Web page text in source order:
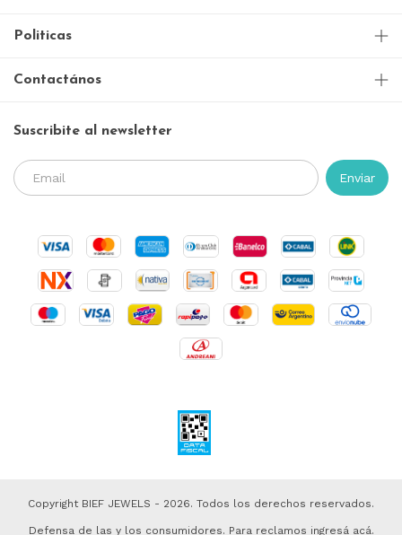
Politicas
Contactános
Suscribite al newsletter
Copyright BIEF JEWELS - 2026. Todos los derechos reservados.
Defensa de las y los consumidores. Para reclamos ingresá acá.